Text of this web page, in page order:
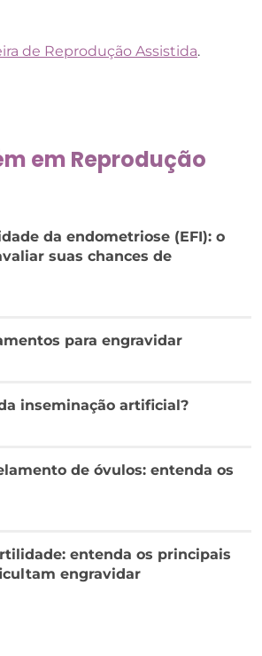
de Reprodução Assistida.
em Reprodução
da endometriose (EFI): o
suas chances de
para engravidar
inseminação artificial?
de óvulos: entenda os
entenda os principais
engravidar